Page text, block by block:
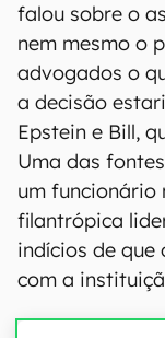
falou sobre o
nem mesmo o
advogados o
a decisão
Epstein e Bill,
Uma das
um
filantrópica
indícios de
com a